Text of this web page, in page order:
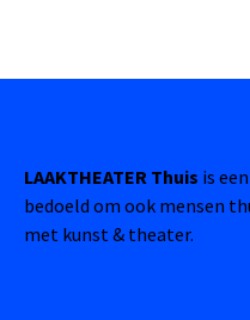
LAAKTHEATER Thuis is
bedoeld om ook mensen
met kunst & theater.